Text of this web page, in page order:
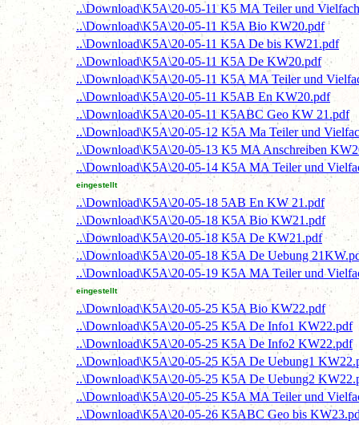
..\Download\K5A\20-05-11 K5 MA Teiler und
..\Download\K5A\20-05-11 K5A Bio KW20.pdf
..\Download\K5A\20-05-11 K5A De bis KW21.pdf
..\Download\K5A\20-05-11 K5A De KW20.pdf
..\Download\K5A\20-05-11 K5A MA Teiler und
..\Download\K5A\20-05-11 K5AB En KW20.pdf
..\Download\K5A\20-05-11 K5ABC Geo KW 21.pdf
..\Download\K5A\20-05-12 K5A Ma Teiler und
..\Download\K5A\20-05-13 K5 MA Anschreiben
..\Download\K5A\20-05-14 K5A MA Teiler und
eingestellt
..\Download\K5A\20-05-18 5AB En KW 21.pdf
..\Download\K5A\20-05-18 K5A Bio KW21.pdf
..\Download\K5A\20-05-18 K5A De KW21.pdf
..\Download\K5A\20-05-18 K5A De Uebung
..\Download\K5A\20-05-19 K5A MA Teiler und
eingestellt
..\Download\K5A\20-05-25 K5A Bio KW22.pdf
..\Download\K5A\20-05-25 K5A De Info1 KW22.pdf
..\Download\K5A\20-05-25 K5A De Info2 KW22.pdf
..\Download\K5A\20-05-25 K5A De Uebung1
..\Download\K5A\20-05-25 K5A De Uebung2
..\Download\K5A\20-05-25 K5A MA Teiler und
..\Download\K5A\20-05-26 K5ABC Geo bis